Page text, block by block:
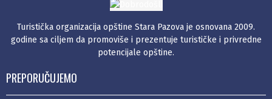
Turistička organizacija opštine Stara Pazova je osnovana 2009.
godine sa ciljem da promoviše i prezentuje turističke i privredne
potencijale opštine.
PREPORUČUJEMO